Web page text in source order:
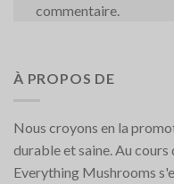
commentaire.
À PROPOS DE
Nous croyons en la
durable et saine. Au cours
Everything Mushrooms